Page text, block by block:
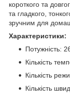
короткого та
та гладкого,
зручним для
Характеристики:
Потужність:
Кількість
Кількість
Кількість